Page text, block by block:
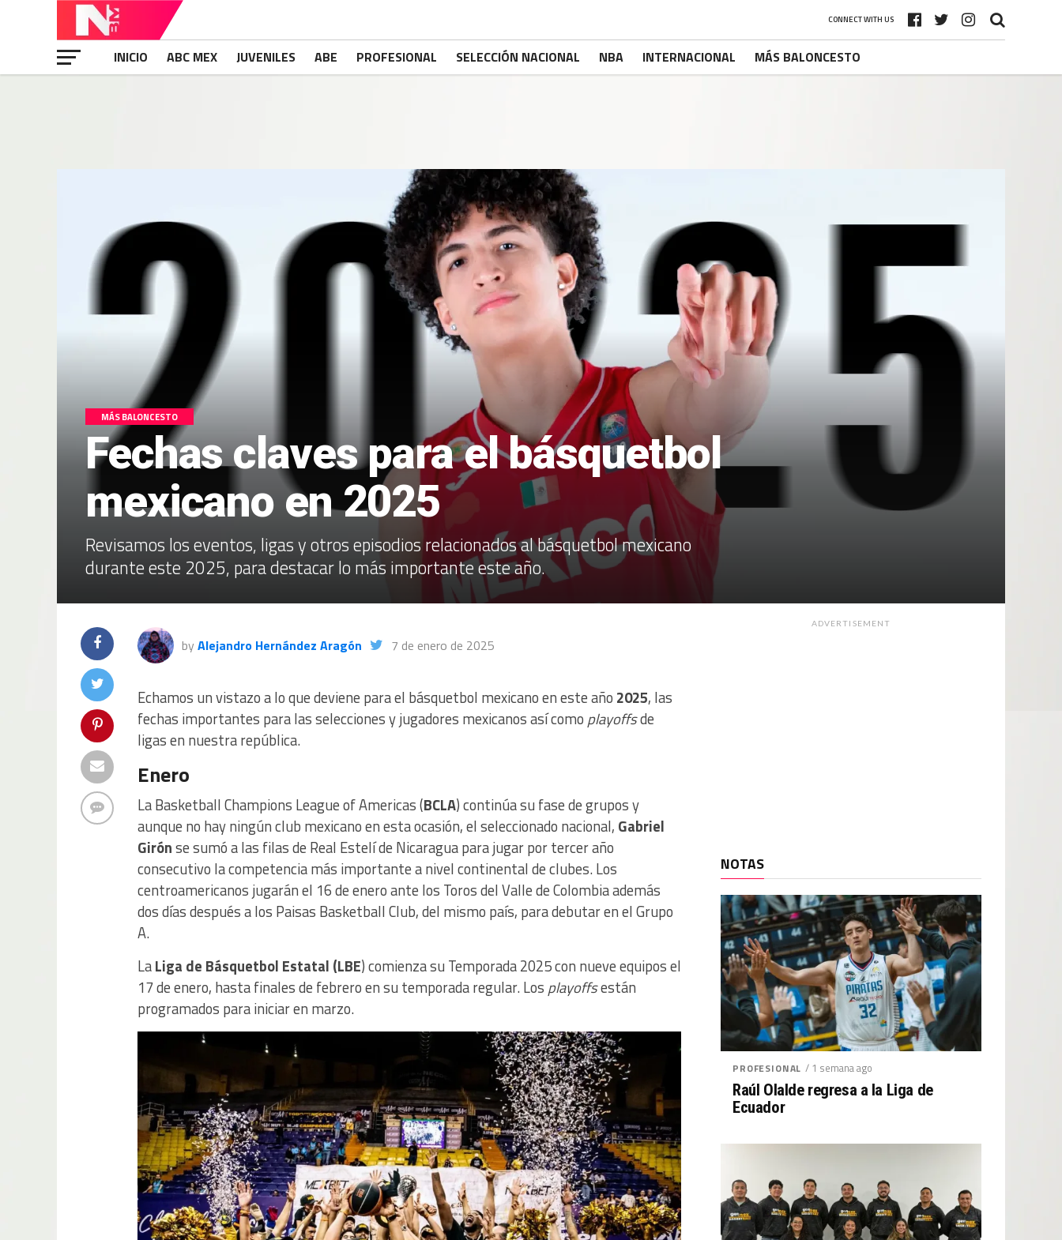
CONNECT WITH US
INICIO ABC MEX JUVENILES ABE PROFESIONAL SELECCIÓN NACIONAL NBA INTERNACIONAL MÁS BALONCESTO
MÁS BALONCESTO
Fechas claves para el básquetbol
mexicano en 2025
Revisamos los eventos, ligas y otros episodios relacionados al básquetbol mexicano
durante este 2025, para destacar lo más importante este año.
by Alejandro Hernández Aragón 7 de enero de 2025
Echamos un vistazo a lo que deviene para el básquetbol mexicano en este año 2025, las
fechas importantes para las selecciones y jugadores mexicanos así como playoffsde
ligas en nuestra república.
Enero
La Basketball Champions League of Americas (BCLA) continúa su fase de grupos y
aunque no hay ningún club mexicano en esta ocasión, el seleccionado nacional, Gabriel
Girónse sumó a las filas de Real Estelí de Nicaragua para jugar por tercer año
consecutivo la competencia más importante a nivel continental de clubes. Los
centroamericanos jugarán el 16 de enero ante los Toros del Valle de Colombia además
dos días después a los Paisas Basketball Club, del mismo país, para debutar en el Grupo
A.
LaLiga de Básquetbol Estatal (LBE) comienza su Temporada 2025 con nueve equipos el
17 de enero, hasta finales de febrero en su temporada regular. Los playoffsestán
programados para iniciar en marzo.
ADVERTISEMENT
NOTAS
PROFESIONAL / 1 semana ago
Raúl Olalde regresa a la Liga de
Ecuador